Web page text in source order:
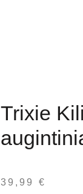
Trixie
39,99 €